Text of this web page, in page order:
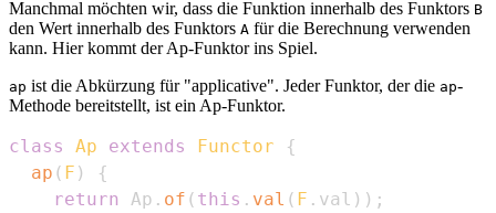
Manchmal möchten wir, dass die Funktion innerhalb des Funktors B
den Wert innerhalb des Funktors A für die Berechnung verwenden
kann. Hier kommt der Ap-Funktor ins Spiel.
ap ist die Abkürzung für "applicative". Jeder Funktor, der die ap-
Methode bereitstellt, ist ein Ap-Funktor.
class Ap extends Functor
{
ap ( F )
{
return
Ap . of ( this . val ( F . val ) ) ;